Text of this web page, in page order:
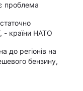
проблема
- країни НАТО
до регіонів на
бензину,